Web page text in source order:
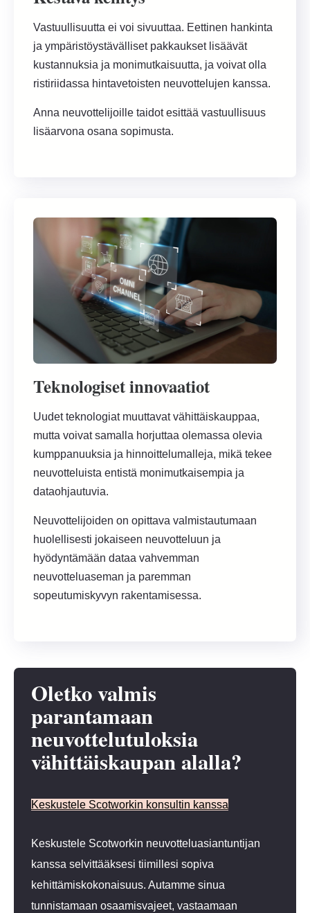
Vastuullisuutta ei voi sivuuttaa. Eettinen hankinta
ja ympäristöystävälliset pakkaukset lisäävät
kustannuksia ja monimutkaisuutta, ja voivat olla
ristiriidassa hintavetoisten neuvottelujen kanssa.
Anna neuvottelijoille taidot esittää vastuullisuus
lisäarvona osana sopimusta.
Teknologiset innovaatiot
Uudet teknologiat muuttavat vähittäiskauppaa,
mutta voivat samalla horjuttaa olemassa olevia
kumppanuuksia ja hinnoittelumalleja, mikä tekee
neuvotteluista entistä monimutkaisempia ja
dataohjautuvia.
Neuvottelijoiden on opittava valmistautumaan
huolellisesti jokaiseen neuvotteluun ja
hyödyntämään dataa vahvemman
neuvotteluaseman ja paremman
sopeutumiskyvyn rakentamisessa.
Oletko valmis
parantamaan
neuvottelutuloksia
vähittäiskaupan alalla?
Keskustele Scotworkin konsultin kanssa
Keskustele Scotworkin neuvotteluasiantuntijan
kanssa selvittääksesi tiimillesi sopiva
kehittämiskokonaisuus. Autamme sinua
tunnistamaan osaamisvajeet, vastaamaan